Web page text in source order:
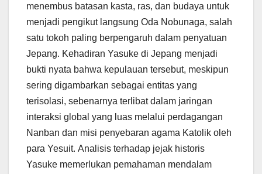
menembus batasan kasta, ras, dan budaya untuk
menjadi pengikut langsung Oda Nobunaga, salah
satu tokoh paling berpengaruh dalam penyatuan
Jepang. Kehadiran Yasuke di Jepang menjadi
bukti nyata bahwa kepulauan tersebut, meskipun
sering digambarkan sebagai entitas yang
terisolasi, sebenarnya terlibat dalam jaringan
interaksi global yang luas melalui perdagangan
Nanban dan misi penyebaran agama Katolik oleh
para Yesuit. Analisis terhadap jejak historis
Yasuke memerlukan pemahaman mendalam